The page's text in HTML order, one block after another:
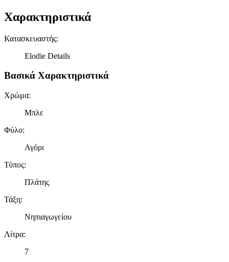
Χαρακτηριστικά
Κατασκευαστής:
Elodie Details
Βασικά Χαρακτηριστικά
Χρώμα:
Μπλε
Φύλο:
Αγόρι
Τύπος:
Πλάτης
Τάξη:
Νηπιαγωγείου
Λίτρα:
7